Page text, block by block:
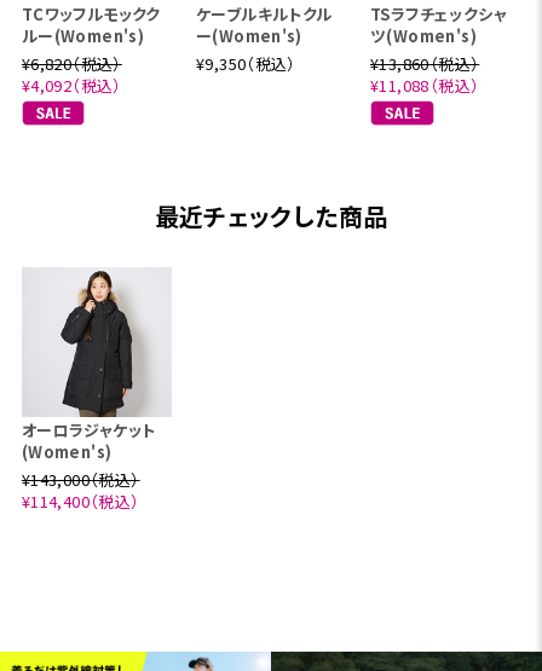
TCワッフルモックク
ルー(Women's)
¥6,820（税込）
¥4,092（税込）
ケーブルキルトクル
ー(Women's)
¥9,350（税込）
TSラフチェックシャ
ツ(Women's)
¥13,860（税込）
¥11,088（税込）
最近チェックした商品
オーロラジャケット
(Women's)
¥143,000（税込）
¥114,400（税込）